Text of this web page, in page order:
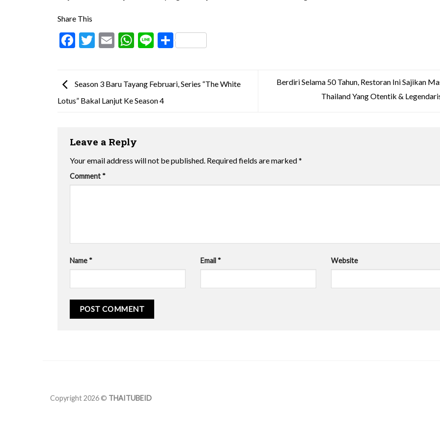
Share This
Facebook
Twitter
EmailWhatsApp
LineShare
Season 3 Baru Tayang Februari, Series “The White
Lotus” Bakal Lanjut Ke Season 4
Berdiri Selama 50 Tahun, Restoran Ini Sajikan
Thailand Yang Otentik &
Leave a Reply
Your email address will not be published. Required fields are marked*
Comment *
Name * Email * Website
Copyright 2026 © THAITUBEID